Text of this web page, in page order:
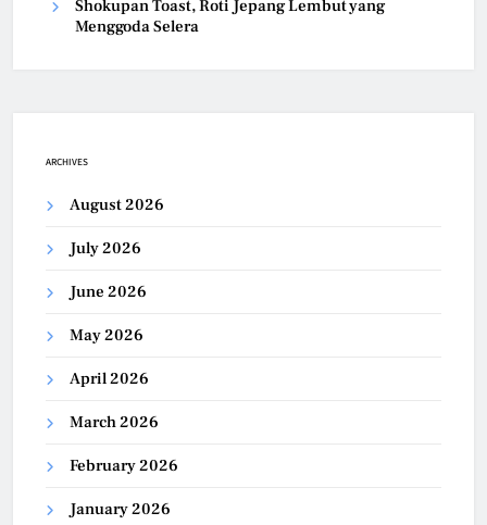
Shokupan Toast, Roti Jepang Lembut yang
Menggoda Selera
ARCHIVES
August 2026
July 2026
June 2026
May 2026
April 2026
March 2026
February 2026
January 2026